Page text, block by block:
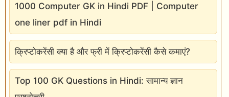
1000 Computer GK in Hindi PDF | Computer
one liner pdf in Hindi
क्रिप्टोकरेंसी क्या है और फ्री में क्रिप्टोकरेंसी कैसे कमाएं?
Top 100 GK Questions in Hindi: सामान्य ज्ञान